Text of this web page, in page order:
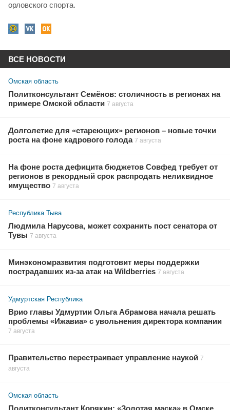
орловского спорта.
ВСЕ НОВОСТИ
Омская область
Политконсультант Семёнов: столичность в регионах на
примере Омской области 7 августа
Долголетие для «стареющих» регионов – новые точки
роста на фоне кадрового голода 7 августа
На фоне роста дефицита бюджетов Совфед требует от
регионов в рекордный срок распродать неликвидное
имущество 7 августа
Республика Тыва
Людмила Нарусова, может сохранить пост сенатора от
Тувы 7 августа
Минэкономразвития подготовит меры поддержки
пострадавших из-за атак на Wildberries 7 августа
Удмуртская Республика
Врио главы Удмуртии Ольга Абрамова начала решать
проблемы «Ижавиа» с увольнения директора компании
7 августа
Правительство перестраивает управление наукой 7
августа
Омская область